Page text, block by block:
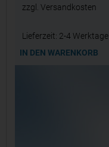
zzgl.Versandkosten
Lieferzeit: 2-4 Werktage
IN DEN WARENKORB